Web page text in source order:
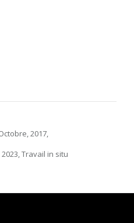
2017,
Travail in situ